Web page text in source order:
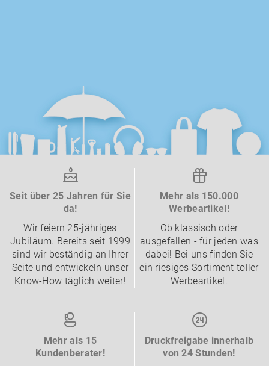
Seit über 25 Jahren für Sie
da!
Wir feiern 25-jähriges
Jubiläum. Bereits seit 1999
sind wir beständig an Ihrer
Seite und entwickeln unser
Know-How täglich weiter!
Mehr als 150.000
Werbeartikel!
Ob klassisch oder
ausgefallen - für jeden was
dabei! Bei uns finden Sie
ein riesiges Sortiment toller
Werbeartikel.
Mehr als 15
Kundenberater!
Druckfreigabe innerhalb
von 24 Stunden!